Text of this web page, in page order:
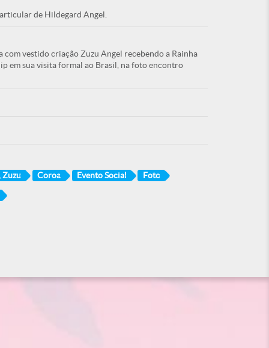
de Hildegard Angel.
vestido criação Zuzu Angel recebendo a Rainha
em sua visita formal ao Brasil, na foto encontro
Zuzu Coroa Evento Social Foto